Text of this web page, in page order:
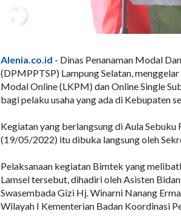
Alenia.co.id - Dinas Penanaman Modal
(DPMPPTSP) Lampung Selatan,
Modal Online (LKPM) dan Online Single
bagi pelaku usaha yang ada di Kebupaten
Kegiatan yang berlangsung di Aula Sebuku
(19/05/2022) itu dibuka langsung oleh
Pelaksanaan kegiatan Bimtek yang
Lamsel tersebut, dihadiri oleh Asisten
Swasembada Gizi Hj. Winarni Nanang
Wilayah I Kementerian Badan Koordinasi